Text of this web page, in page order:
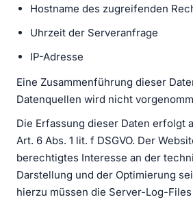
Hostname des zugreifenden
Uhrzeit der Serveranfrage
IP-Adresse
Eine Zusammenführung dieser
Datenquellen wird nicht
Die Erfassung dieser Daten erfolgt
Art. 6 Abs. 1 lit. f DSGVO. Der
berechtigtes Interesse an der
Darstellung und der Optimierung
hierzu müssen die Server-Log-